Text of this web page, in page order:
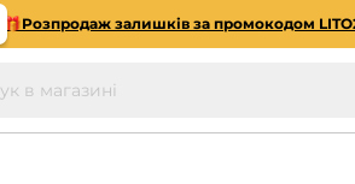
🎁Розпродаж залишків за промокодом